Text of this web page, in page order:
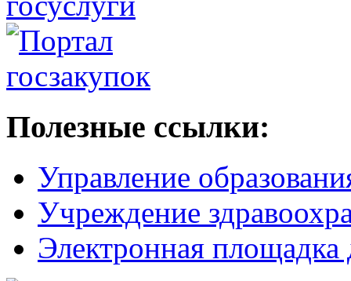
Полезные ссылки:
Управление
Учреждение
Электронная площадка